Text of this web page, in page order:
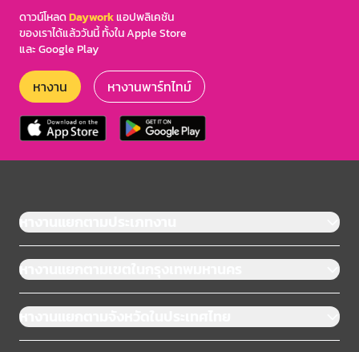
ดาวน์โหลดDayworkแอปพลิเคชัน
ของเราได้แล้ววันนี้ ทั้งใน Apple Store
และ Google Play
หางาน หางานพาร์ทไทม์
หางานแยกตามประเภทงาน
หางานแยกตามเขตในกรุงเทพมหานคร
หางานแยกตามจังหวัดในประเทศไทย